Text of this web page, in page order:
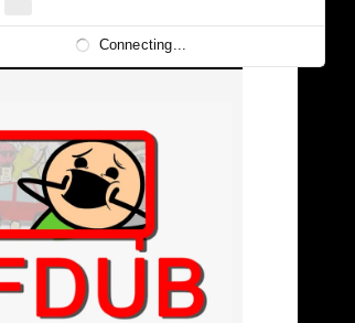
Connecting...